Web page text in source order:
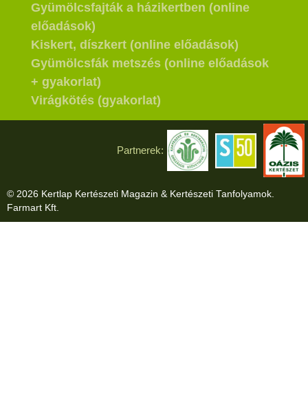
Gyümölcsfajták a házikertben (online
előadások)
Kiskert, díszkert (online előadások)
Gyümölcsfák metszés (online előadások
+ gyakorlat)
Virágkötés (gyakorlat)
Partnerek:
© 2026 Kertlap Kertészeti Magazin & Kertészeti Tanfolyamok.
Farmart Kft.